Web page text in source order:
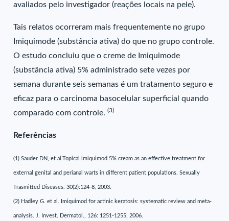
avaliados pelo investigador (reações locais na pele).
Tais relatos ocorreram mais frequentemente no grupo
Imiquimode (substância ativa) do que no grupo controle.
O estudo concluiu que o creme de Imiquimode
(substância ativa) 5% administrado sete vezes por
semana durante seis semanas é um tratamento seguro e
eficaz para o carcinoma basocelular superficial quando
comparado com controle.(3)
Referências
(1) Sauder DN, et al.Topical imiquimod 5% cream as an effective treatment for
external genital and perianal warts in different patient populations. Sexually
Trasmitted Diseases. 30(2):124-8, 2003.
(2) Hadley G. et al. Imiquimod for actinic keratosis: systematic review and meta-
analysis. J. Invest. Dermatol., 126: 1251-1255, 2006.